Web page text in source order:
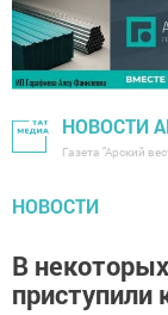
НОВОСТИ
Газета "Арский
НОВОСТИ
В
приступили